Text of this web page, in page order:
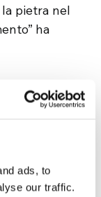
ads, to
our traffic.
la pietra nel
ha